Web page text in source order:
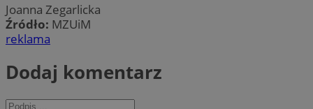
Joanna Zegarlicka
Źródło: MZUiM
reklama
Dodaj komentarz